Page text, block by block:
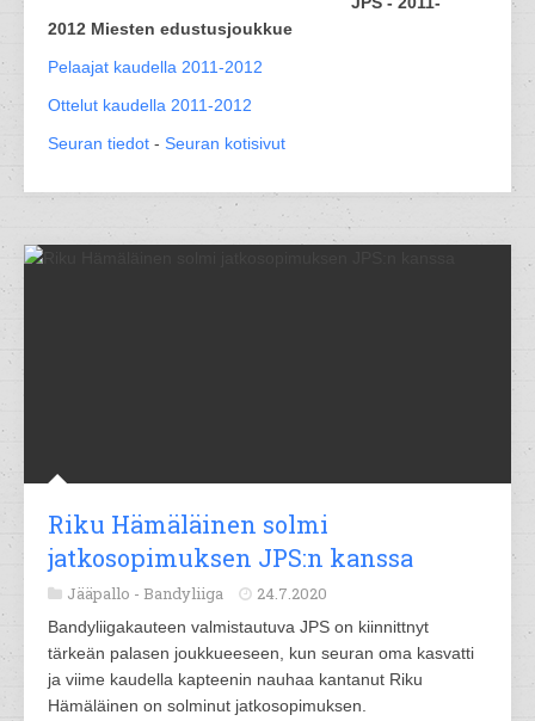
2012 Miesten edustusjoukkue
Pelaajat kaudella 2011-2012
Ottelut kaudella 2011-2012
Seuran tiedot - Seuran kotisivut
Riku Hämäläinen solmi
jatkosopimuksen JPS:n kanssa
Jääpallo - Bandyliiga 24.7.2020
Bandyliigakauteen valmistautuva JPS on kiinnittnyt
tärkeän palasen joukkueeseen, kun seuran oma kasvatti
ja viime kaudella kapteenin nauhaa kantanut Riku
Hämäläinen on solminut jatkosopimuksen.